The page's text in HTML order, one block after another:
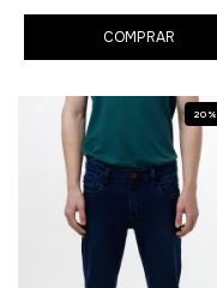
COMPRAR
20 %